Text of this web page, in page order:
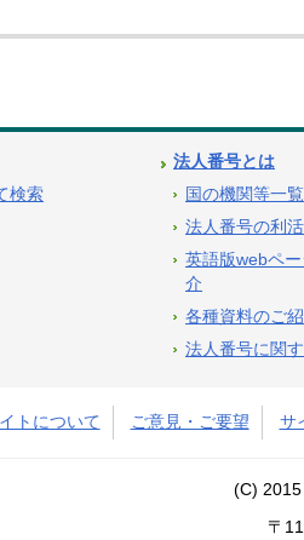
検索
法人番号とは
国の機関等一覧
法人番号の利
英語版webペ
介
各種資料のご
法人番号に関
トについて ご意見・ご要望 サ
(C) 2015
〒